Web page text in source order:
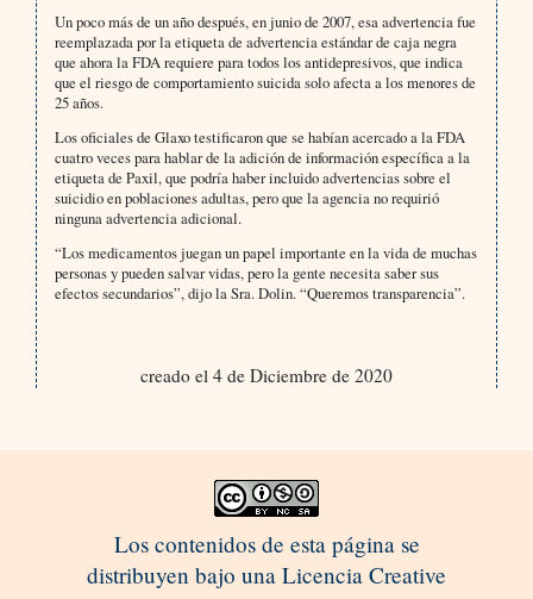
Un poco más de un año después, en junio de 2007, esa advertencia fue
reemplazada por la etiqueta de advertencia estándar de caja negra
que ahora la FDA requiere para todos los antidepresivos, que indica
que el riesgo de comportamiento suicida solo afecta a los menores de
25 años.
Los oficiales de Glaxo testificaron que se habían acercado a la FDA
cuatro veces para hablar de la adición de información específica a la
etiqueta de Paxil, que podría haber incluido advertencias sobre el
suicidio en poblaciones adultas, pero que la agencia no requirió
ninguna advertencia adicional.
“Los medicamentos juegan un papel importante en la vida de muchas
personas y pueden salvar vidas, pero la gente necesita saber sus
efectos secundarios”, dijo la Sra. Dolin. “Queremos transparencia”.
creado el 4 de Diciembre de 2020
Los contenidos de esta página se
distribuyen bajo una Licencia Creative